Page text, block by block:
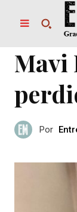
Mavi
Por